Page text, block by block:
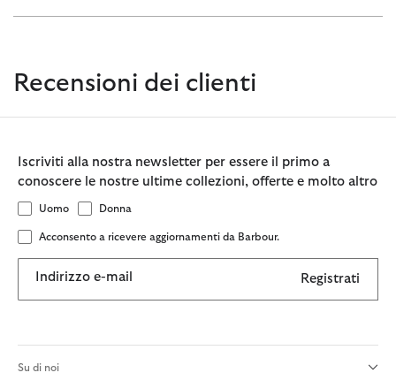
Recensioni dei clienti
Iscriviti alla nostra newsletter per essere il primo a
conoscere le nostre ultime collezioni, offerte e molto altro
Uomo Donna
Acconsento a ricevere aggiornamenti da Barbour.
Indirizzo e-mail Registrati
Su di noi